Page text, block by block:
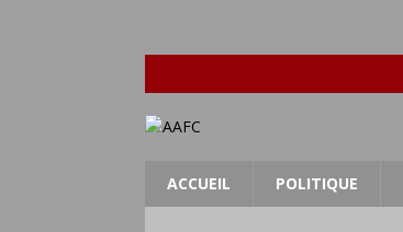
ACCUEIL POLITIQUE